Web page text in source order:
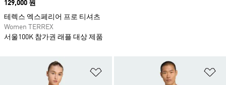
위시리스트 담기
Price
129,000 원
테렉스 엑스페리어 프로 티셔츠
Women TERREX
서울100K 참가권 래플 대상 제품